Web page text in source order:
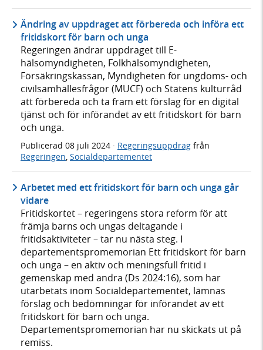
Ändring av uppdraget att förbereda och införa ett
fritidskort för barn och unga
Regeringen ändrar uppdraget till E-
hälsomyndigheten, Folkhälsomyndigheten,
Försäkringskassan, Myndigheten för ungdoms- och
civilsamhällesfrågor (MUCF) och Statens kulturråd
att förbereda och ta fram ett förslag för en digital
tjänst och för införandet av ett fritidskort för barn
och unga.
Publicerad 08 juli 2024 · Regeringsuppdrag från
Regeringen, Socialdepartementet
Arbetet med ett fritidskort för barn och unga går
vidare
Fritidskortet – regeringens stora reform för att
främja barns och ungas deltagande i
fritidsaktiviteter – tar nu nästa steg. I
departementspromemorian Ett fritidskort för barn
och unga – en aktiv och meningsfull fritid i
gemenskap med andra (Ds 2024:16), som har
utarbetats inom Socialdepartementet, lämnas
förslag och bedömningar för införandet av ett
fritidskort för barn och unga.
Departementspromemorian har nu skickats ut på
remiss.